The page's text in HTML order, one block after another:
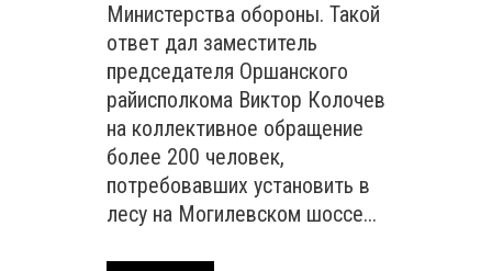
Министерства обороны. Такой
ответ дал заместитель
председателя Оршанского
райисполкома Виктор Колочев
на коллективное обращение
более 200 человек,
потребовавших установить в
лесу на Могилевском шоссе...